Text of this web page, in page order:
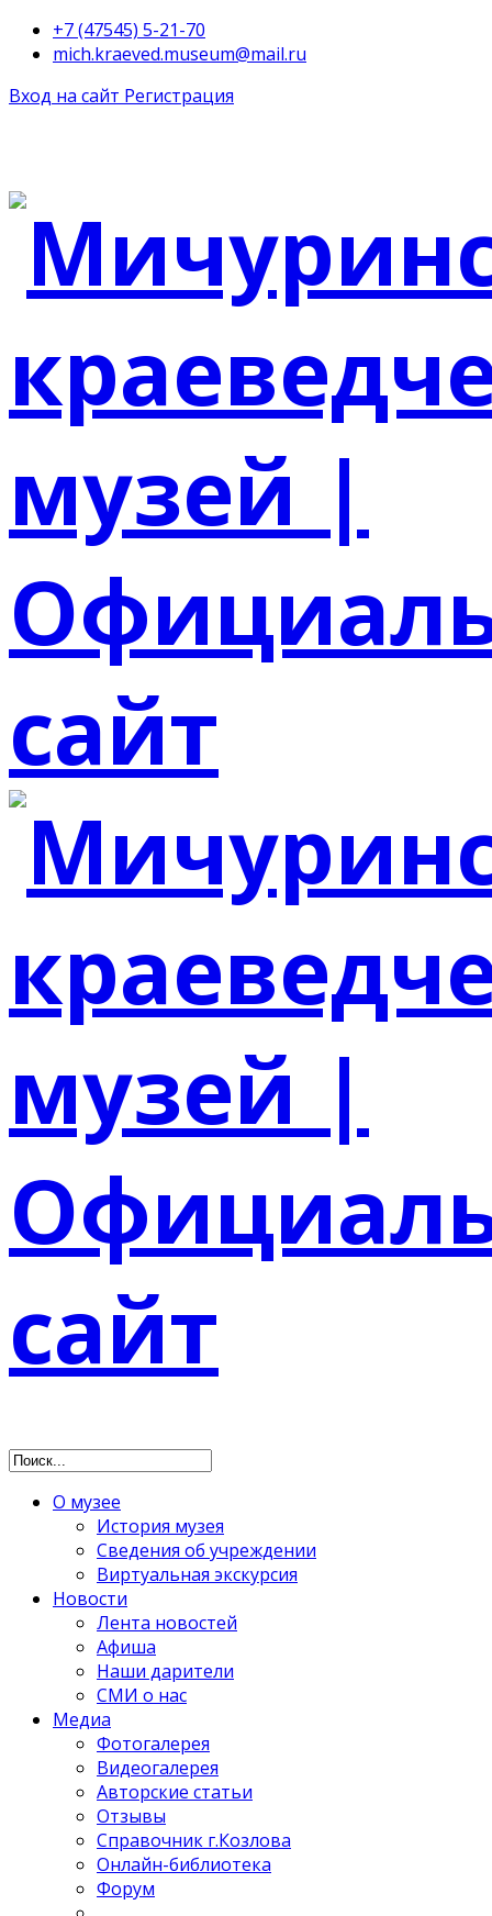
+7 (47545) 5-21-70
mich.kraeved.museum@mail.ru
Вход на сайт Регистрация
О музее
История музея
Сведения об учреждении
Виртуальная экскурсия
Новости
Лента новостей
Афиша
Наши дарители
СМИ о нас
Медиа
Фотогалерея
Видеогалерея
Авторские статьи
Отзывы
Справочник г.Козлова
Онлайн-библиотека
Форум